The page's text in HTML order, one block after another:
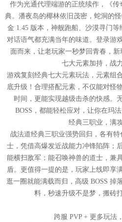
作为光通代理端游的正统续作，《
典。潘夜岛的椰林依旧茂密，蛇洞的
金 1.45 版本，神舰跑船、沙漠寻门
对话语气都充满当年的味道。登录游
面而来，让老玩家一秒梦回青春，新
七大元素加持，战
游戏复刻经典七大元素玩法，元素组
底升级！合理搭配元素，不仅能对怪
时间，更能实现越级击杀的快感。
BOSS，都能轻松应对，让你在玛
经典三职业，满
战法道经典三职业强势回归，各有
士，凭借高爆发近战能力冲锋陷阵；
能横扫敌军；能召唤神兽的道士，兼
盾。更值得一提的是，玩家上线即享
逛一圈就能满载而归，高级 BOSS 掉
料，秒速升级不是梦，搬砖
跨服 PVP + 更多玩法